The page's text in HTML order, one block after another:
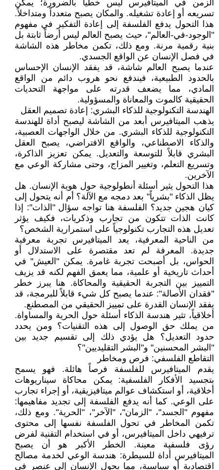
الزمن في الميتافيرس ليس خطياً بالضرورة؛ يمكن
تسريعه أو إعادة تشغيله. والمكان يصبح متعدداً ومتداخلاً.
هذا التحول يدفع الفلسفة إلى إعادة التفكير في مفهوم
"الوجود-في-العالم"، حيث يصبح العالم ليس أرضاً ثابتة بل
بنية رقمية مرنة. ومع ذلك، تكمن مخاطر هذه الشاشة
في فصل الإنسان عن الواقع الجسدي.
عندما يصبح العالم شاشة، قد يفقد الإنسان الإحساس
بالحدود الطبيعية، فيندفع نحو هروب دائم من الواقع
المادي، مما يضعف قدرته على مواجهة التحديات
الحقيقية كالموت والمعاناة والمسؤولية.
الهندسة التكنولوجية للذكاء البشري: إعادة تصميم العقل
يذهب الميتافيرس أبعد من الشاشة ليصبح أداة للهندسة
التكنولوجية للذكاء البشري. من خلال الواجهات العصبية،
والذكاء الاصطناعي، والواقع الافتراضي، يصبح العقل
البشري قابلاً للتوسعة والتعديل. يمكن تعزيز الذاكرة،
وتسريع التعلم، وتغيير المزاج، وحتى مشاركة الوعي مع
الآخرين.
هذا التحول يثير أسئلة أنطولوجية حول هوية الإنسان. هل
يظل الذكاء "بشرياً" بعد دمجه مع الآلة؟ أم أنه يتحول إلى
كيان هجين جديد؟ الفلسفة هنا تواجه سؤال "الذات": إذا
كانت الذات تتكون من تجارب وذكريات، فكيف يؤثر
تعديل هذه التجارب تكنولوجياً على استمرارية الشخص؟
من الناحية المعرفية، يعد الميتافيرس تجربة معرفية
جديدة. المعرفة لم تعد مقتصرة على الاستدلال أو
الحواس، بل أصبحت تجربة غامرة. يمكن "العيش" في
أحداث تاريخية أو علمية، مما يعمق الفهم لكنه قد يزيف
التمييز بين التجربة الحقيقية والمحاكاة. هنا يبرز خطر
"فقدان الأصالة": عندما يصبح كل شيء قابلاً للبرمجة، قد
يفقد الإنسان القدرة على تمييز الحقيقي من المصطنع.
أخلاقياً، تثير هندسة الذكاء أسئلة حول الحرية والمساواة.
من يملك حق الوصول إلى هذه التقنيات؟ ومن يحدد
حدود التعديل؟ هل يؤدي ذلك إلى تقسيم جديد بين
"البشر المحسنين" و"البشر التقليديين"؟
التقاطع الفلسفي: فرص ومخاطر
يقدم الميتافيرس للفلسفة فرصاً هائلة. فهو يسمح
بتجسيد الأفكار الفلسفية: يمكن محاكاة سيناريوهات
أخلاقية، أو استكشاف عوالم ميتافيزيقية، أو إجراء تجارب
على الوعي. كما أنه يدفع الفلسفة إلى تجديد مفاهيمها:
مفهوم "الجسد"، "الزمان"، "الآخر"، "الحرية". ومع ذلك،
تكمن المخاطر في تحول الفلسفة نفسها إلى محتوى
ترفيهي داخل الميتافيرس، أو في استخدام التقنية لفرض
رؤى فلسفية معينة. الخطر الأكبر هو أن يصبح
الميتافيرس أداة للسيطرة: هندسة الوعي لخدمة مصالح
اقتصادية أو سياسية، مما يحول الإنسان إلى عنصر في